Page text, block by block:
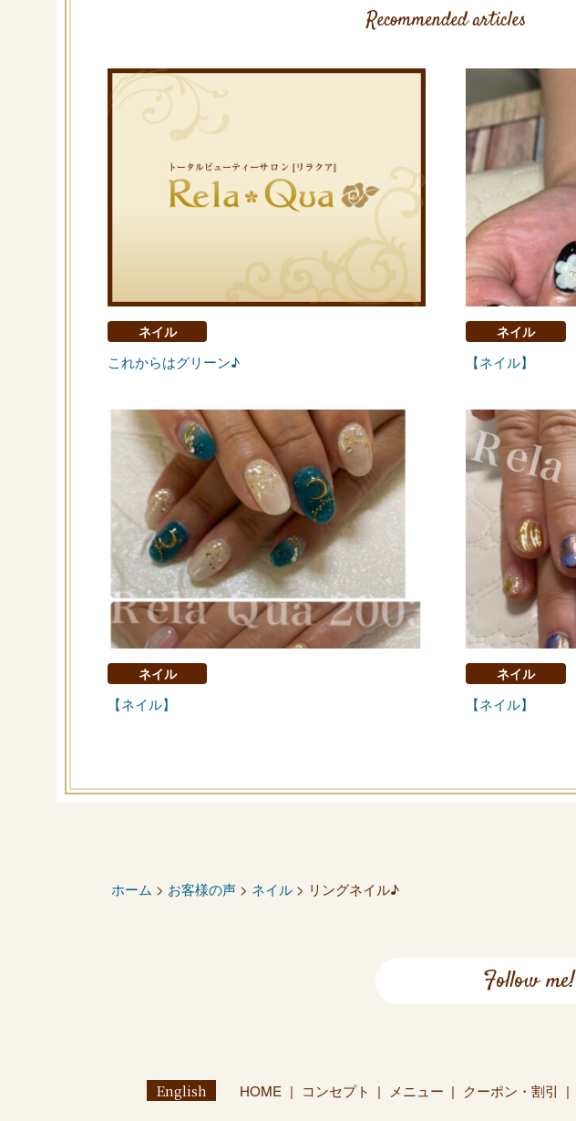
Recommended articles
ネイル
これからはグリーン♪
ネイル
【ネイル】
ネイル
【ネイル】
ネイル
【ネイル】
ホーム > お客様の声 > ネイル > リングネイル♪
Follow me!
English HOME コンセプト メニュー クーポン・割引